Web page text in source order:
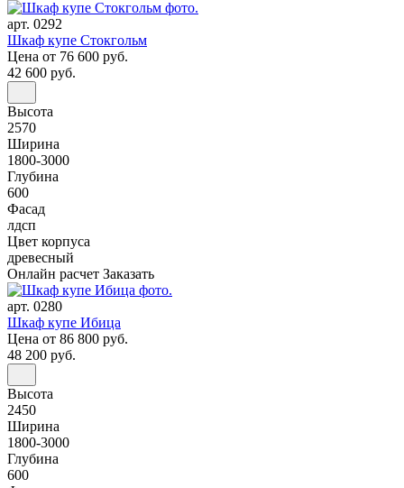
арт. 0292
Шкаф купе Стокгольм
Цена от 76 600 руб.
42 600 руб.
Высота
2570
Ширина
1800-3000
Глубина
600
Фасад
лдсп
Цвет корпуса
древесный
Онлайн расчет Заказать
арт. 0280
Шкаф купе Ибица
Цена от 86 800 руб.
48 200 руб.
Высота
2450
Ширина
1800-3000
Глубина
600